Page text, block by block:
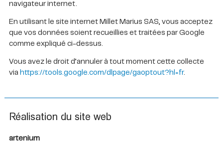
navigateur internet.
En utilisant le site internet Millet Marius SAS, vous acceptez
que vos données soient recueillies et traitées par Google
comme expliqué ci-dessus.
Vous avez le droit d’annuler à tout moment cette collecte
via https://tools.google.com/dlpage/gaoptout?hl=fr.
Réalisation du site web
artenium